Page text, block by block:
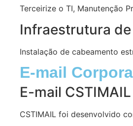
Terceirize o TI, Manutenção
Infraestrutura de
Instalação de cabeamento
E-mail
E-mail CSTIMAIL
CSTIMAIL foi desenvolvido